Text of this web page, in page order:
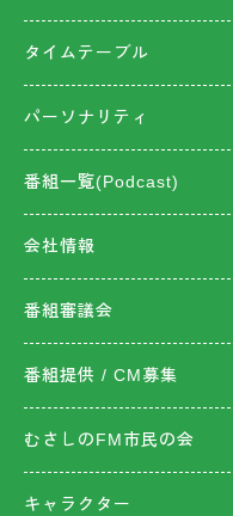
タイムテーブル
パーソナリティ
番組一覧(Podcast)
会社情報
番組審議会
番組提供 / CM募集
むさしのFM市民の会
キャラクター